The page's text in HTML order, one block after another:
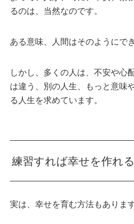
るのは、当然なのです。
ある意味、人間はそのようにで
しかし、多くの人は、不安や心
は違う、別の人生、もっと意味
る人生を求めています。
練習すれば幸せを作れる
実は、幸せを育む方法もあります